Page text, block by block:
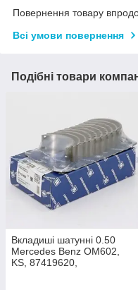
Повернення товару
Всі умови повернення
Подібні товари
Вкладиші шатунні 0.50
Mercedes Benz OM602,
KS, 87419620,